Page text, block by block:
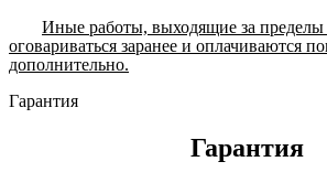
Иные работы, выходящие за
оговариваться заранее и оплачиваются
дополнительно.
Гарантия
Гарантия